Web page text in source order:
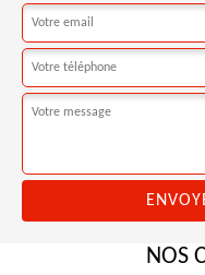
NOS